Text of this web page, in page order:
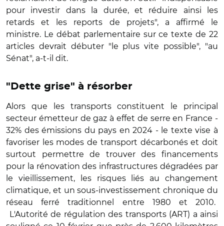
pour investir dans la durée, et réduire ainsi les
retards et les reports de projets", a affirmé le
ministre. Le débat parlementaire sur ce texte de 22
articles devrait débuter "le plus vite possible", "au
Sénat", a-t-il dit.
"Dette grise" à résorber
Alors que les transports constituent le principal
secteur émetteur de gaz à effet de serre en France -
32% des émissions du pays en 2024 - le texte vise à
favoriser les modes de transport décarbonés et doit
surtout permettre de trouver des financements
pour la rénovation des infrastructures dégradées par
le vieillissement, les risques liés au changement
climatique, et un sous-investissement chronique du
réseau ferré traditionnel entre 1980 et 2010.
L'Autorité de régulation des transports (ART) a ainsi